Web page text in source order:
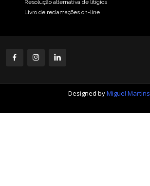
Resolução alternativa de litígios
Livro de reclamações on-line
Designed byMiguel Martins